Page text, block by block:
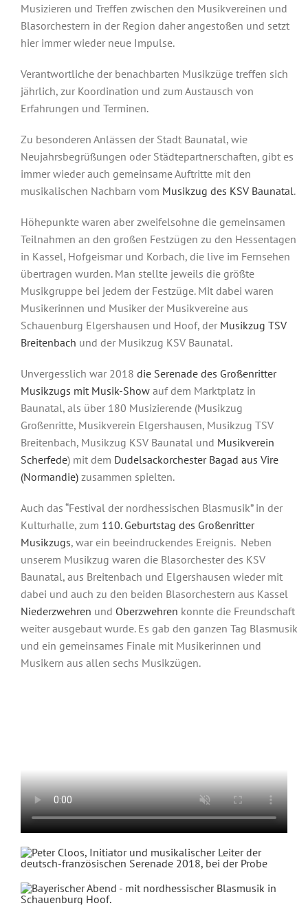
Musizieren und Treffen zwischen den Musikvereinen und
Blasorchestern in der Region daher angestoßen und setzt
hier immer wieder neue Impulse.
Verantwortliche der benachbarten Musikzüge treffen sich
jährlich, zur Koordination und zum Austausch von
Erfahrungen und Terminen.
Zu besonderen Anlässen der Stadt Baunatal, wie
Neujahrsbegrüßungen oder Städtepartnerschaften, gibt es
immer wieder auch gemeinsame Auftritte mit den
musikalischen Nachbarn vom Musikzug des KSV Baunatal.
Höhepunkte waren aber zweifelsohne die gemeinsamen
Teilnahmen an den großen Festzügen zu den Hessentagen
in Kassel, Hofgeismar und Korbach, die live im Fernsehen
übertragen wurden. Man stellte jeweils die größte
Musikgruppe bei jedem der Festzüge. Mit dabei waren
Musikerinnen und Musiker der Musikvereine aus
Schauenburg Elgershausen und Hoof, der Musikzug TSV
Breitenbach und der Musikzug KSV Baunatal.
Unvergesslich war 2018 die Serenade des Großenritter
Musikzugs mit Musik-Showauf dem Marktplatz in
Baunatal, als über 180 Musizierende (Musikzug
Großenritte, Musikverein Elgershausen, Musikzug TSV
Breitenbach, Musikzug KSV Baunatal und Musikverein
Scherfede) mit dem Dudelsackorchester Bagad aus Vire
(Normandie)zusammen spielten.
Auch das “Festival der nordhessischen Blasmusik” in der
Kulturhalle, zum 110. Geburtstag des Großenritter
Musikzugs, war ein beeindruckendes Ereignis. Neben
unserem Musikzug waren die Blasorchester des KSV
Baunatal, aus Breitenbach und Elgershausen wieder mit
dabei und auch zu den beiden Blasorchestern aus Kassel
Niederzwehren und Oberzwehren konnte die Freundschaft
weiter ausgebaut wurde. Es gab den ganzen Tag Blasmusik
und ein gemeinsames Finale mit Musikerinnen und
Musikern aus allen sechs Musikzügen.